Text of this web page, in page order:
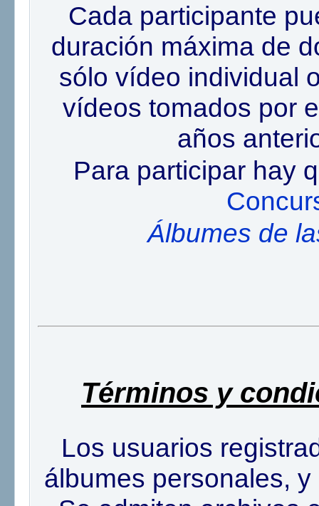
Cada participante
duración máxima de
sólo vídeo individual
vídeos tomados por
años
Para participar hay
Álbumes de
Términos y
Los usuarios
álbumes personales,